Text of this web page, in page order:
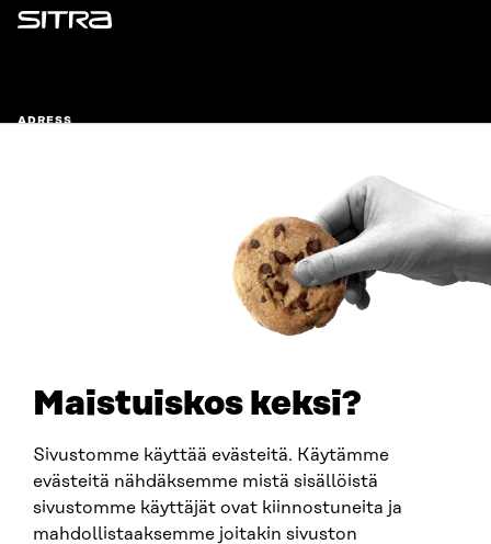
Maistuiskos keksi?
Sivustomme käyttää evästeitä. Käytämme
evästeitä nähdäksemme mistä sisällöistä
sivustomme käyttäjät ovat kiinnostuneita ja
mahdollistaaksemme joitakin sivuston
Sitra
ADRESS
fornamn.efternamn@sitra.fi
SITRA PÅ SOCIALA MEDIER